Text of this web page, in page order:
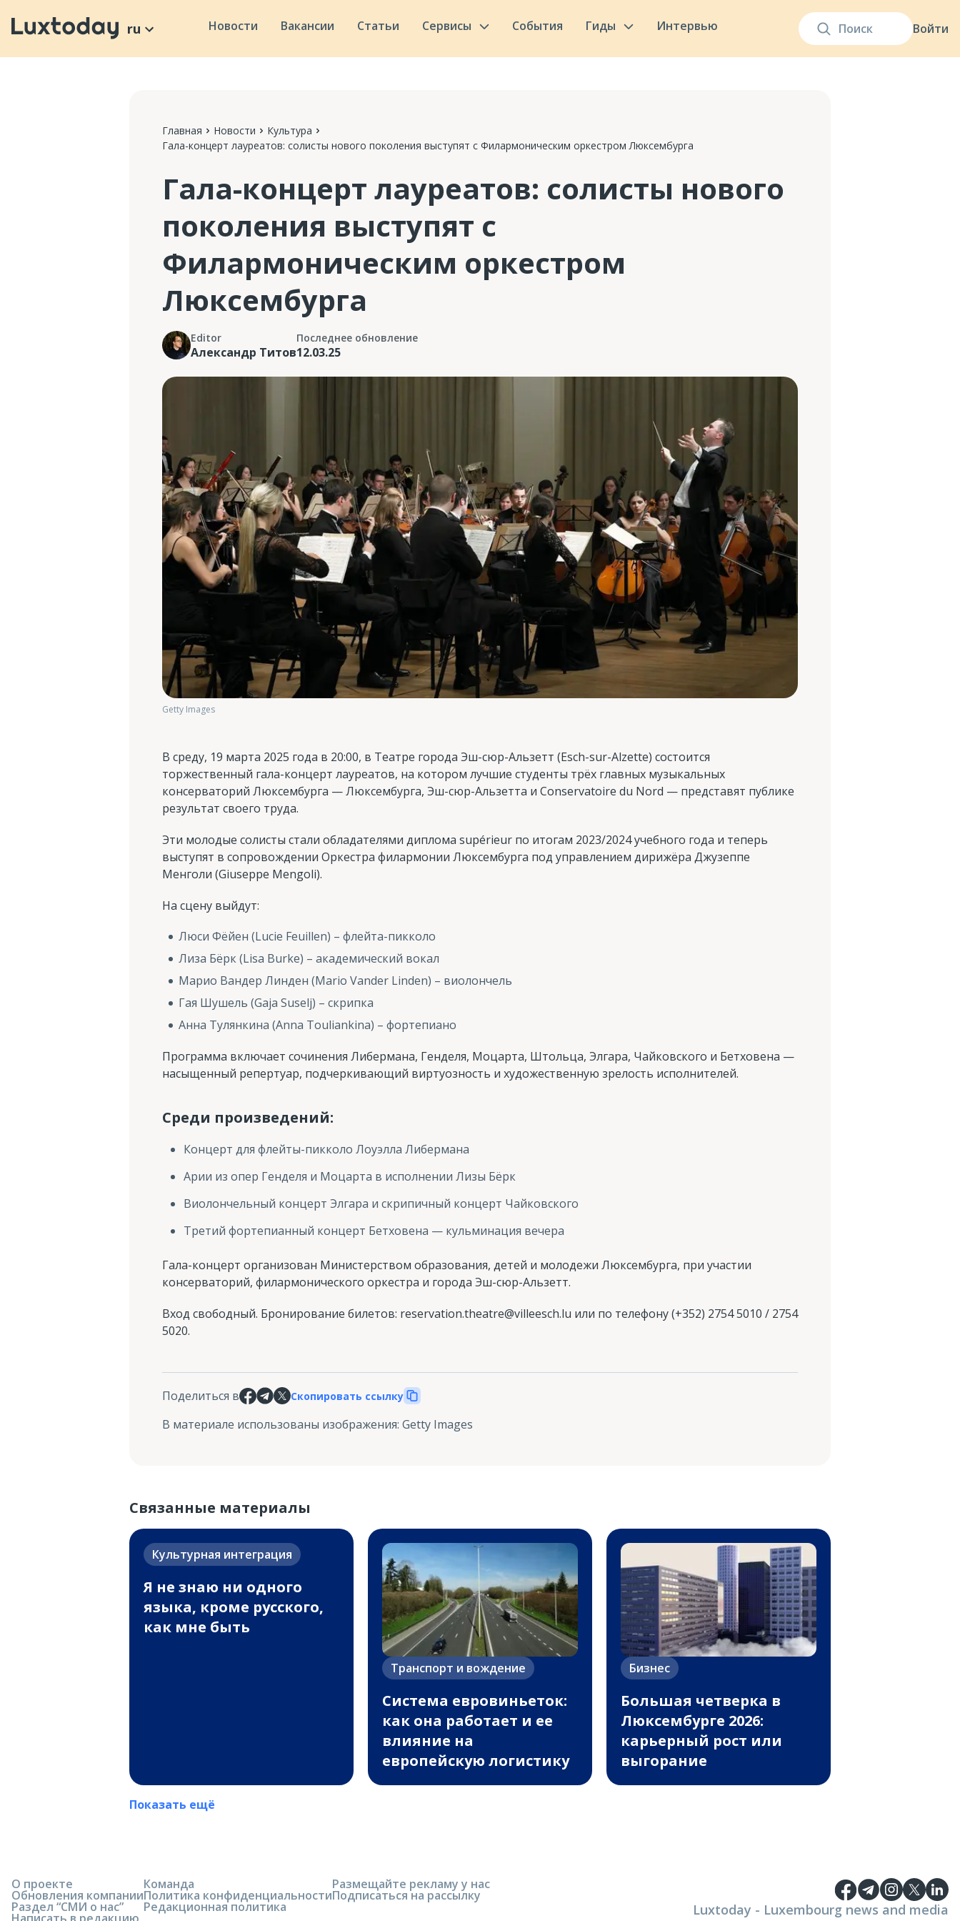
Войти
ru Новости Вакансии Статьи Сервисы События Гиды Интервью
Главная Новости
Культура
Гала-концерт лауреатов: солисты нового поколения выступят с Филармоническим оркестром Люксембурга
Гала-концерт лауреатов: солисты нового
поколения выступят с
Филармоническим оркестром
Люксембурга
Editor
Александр Титов
Последнее обновление
12.03.25
Getty Images
В среду, 19 марта 2025 года в 20:00, в Театре города Эш-сюр-Альзетт (Esch-sur-Alzette) состоится
торжественный гала-концерт лауреатов, на котором лучшие студенты трёх главных музыкальных
консерваторий Люксембурга — Люксембурга, Эш-сюр-Альзетта и Conservatoire du Nord — представят публике
результат своего труда.
Эти молодые солисты стали обладателями диплома supérieur по итогам 2023/2024 учебного года и теперь
выступят в сопровождении Оркестра филармонии Люксембурга под управлением дирижёра Джузеппе
Менголи (Giuseppe Mengoli).
На сцену выйдут:
Люси Фёйен (Lucie Feuillen) – флейта-пикколо
Лиза Бёрк (Lisa Burke) – академический вокал
Марио Вандер Линден (Mario Vander Linden) – виолончель
Гая Шушель (Gaja Suselj) – скрипка
Анна Тулянкина (Anna Touliankina) – фортепиано
Программа включает сочинения Либермана, Генделя, Моцарта, Штольца, Элгара, Чайковского и Бетховена —
насыщенный репертуар, подчеркивающий виртуозность и художественную зрелость исполнителей.
Среди произведений:
Концерт для флейты-пикколо Лоуэлла Либермана
Арии из опер Генделя и Моцарта в исполнении Лизы Бёрк
Виолончельный концерт Элгара и скрипичный концерт Чайковского
Третий фортепианный концерт Бетховена — кульминация вечера
Гала-концерт организован Министерством образования, детей и молодежи Люксембурга, при участии
консерваторий, филармонического оркестра и города Эш-сюр-Альзетт.
Вход свободный. Бронирование билетов: reservation.theatre@villeesch.lu или по телефону (+352) 2754 5010 / 2754
5020.
Поделиться в Скопировать ссылку
В материале использованы изображения: Getty Images
Связанные материалы
Культурная интеграция
Я не знаю ни одного
языка, кроме русского,
как мне быть
Транспорт и вождение
Система евровиньеток:
как она работает и ее
влияние на
европейскую логистику
Бизнес
Большая четверка в
Люксембурге 2026:
карьерный рост или
выгорание
Показать ещё
О проекте
Обновления компании
Раздел “СМИ о нас”
Команда
Политика конфиденциальности
Редакционная политика
Размещайте рекламу у нас
Подписаться на рассылку
Luxtoday - Luxembourg news and media